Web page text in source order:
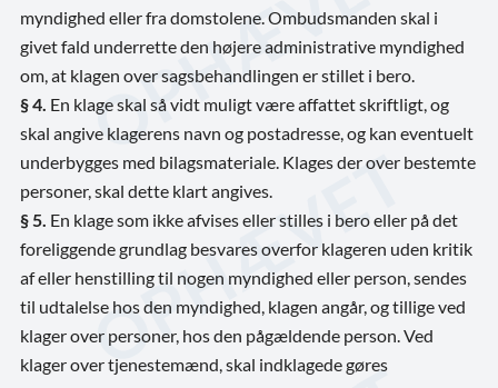
myndighed eller fra domstolene. Ombudsmanden skal i
givet fald underrette den højere administrative myndighed
om, at klagen over sagsbehandlingen er stillet i bero.
§ 4. En klage skal så vidt muligt være affattet skriftligt, og
skal angive klagerens navn og postadresse, og kan eventuelt
underbygges med bilagsmateriale. Klages der over bestemte
personer, skal dette klart angives.
§ 5. En klage som ikke afvises eller stilles i bero eller på det
foreliggende grundlag besvares overfor klageren uden kritik
af eller henstilling til nogen myndighed eller person, sendes
til udtalelse hos den myndighed, klagen angår, og tillige ved
klager over personer, hos den pågældende person. Ved
klager over tjenestemænd, skal indklagede gøres